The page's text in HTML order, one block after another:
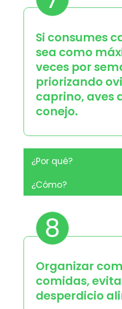
Si consumes
sea como
veces por
priorizando
caprino, aves
conejo.
¿Por qué?
¿Cómo?
8
Organizar
comidas,
desperdicio